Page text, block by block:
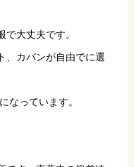
大丈夫です。
、カバンが自由でに選
なっています。